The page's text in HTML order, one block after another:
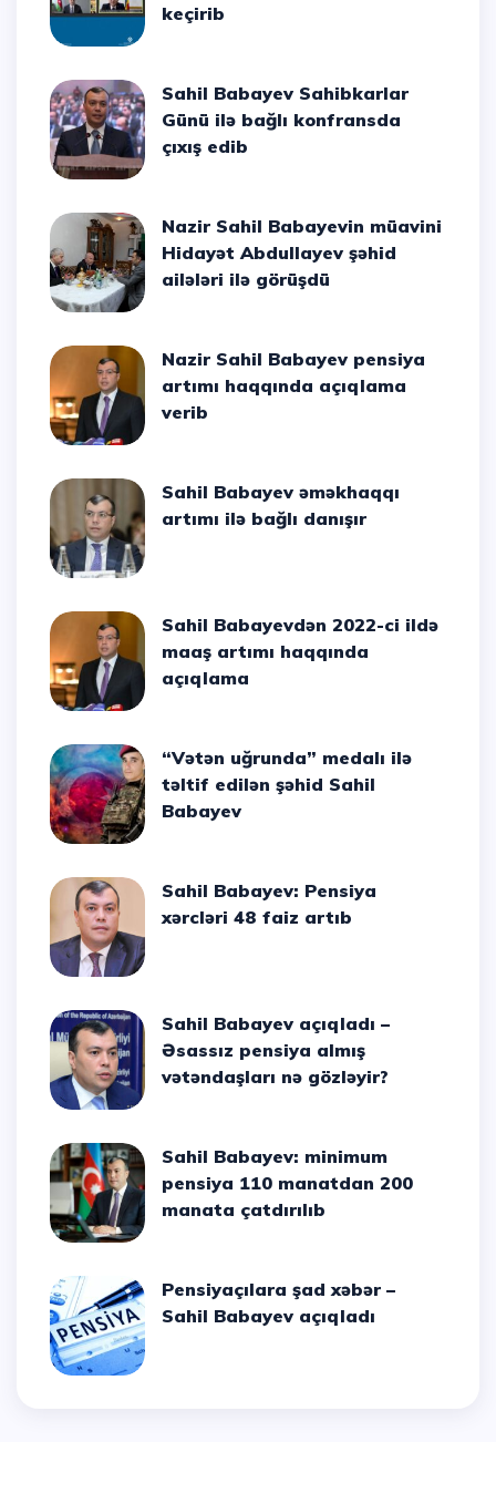
keçirib
Sahil Babayev Sahibkarlar
Günü ilə bağlı konfransda
çıxış edib
Nazir Sahil Babayevin müavini
Hidayət Abdullayev şəhid
ailələri ilə görüşdü
Nazir Sahil Babayev pensiya
artımı haqqında açıqlama
verib
Sahil Babayev əməkhaqqı
artımı ilə bağlı danışır
Sahil Babayevdən 2022-ci ildə
maaş artımı haqqında
açıqlama
“Vətən uğrunda” medalı ilə
təltif edilən şəhid Sahil
Babayev
Sahil Babayev: Pensiya
xərcləri 48 faiz artıb
Sahil Babayev açıqladı –
Əsassız pensiya almış
vətəndaşları nə gözləyir?
Sahil Babayev: minimum
pensiya 110 manatdan 200
manata çatdırılıb
Pensiyaçılara şad xəbər –
Sahil Babayev açıqladı